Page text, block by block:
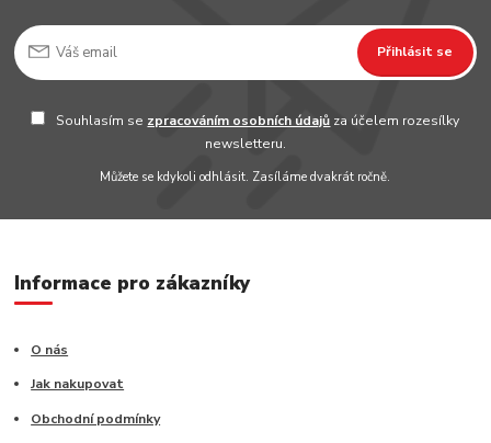
Přihlásit se
Souhlasím se zpracováním osobních údajů za účelem rozesílky
newsletteru.
Můžete se kdykoli odhlásit. Zasíláme dvakrát ročně.
Informace pro zákazníky
O nás
Jak nakupovat
Obchodní podmínky